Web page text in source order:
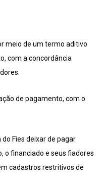
meio de um termo aditivo
com a concordância
de pagamento, com o
Fies deixar de pagar
o financiado e seus fiadores
cadastros restritivos de